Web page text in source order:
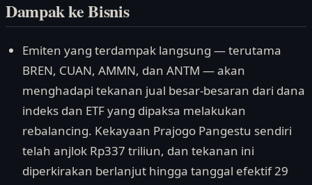
Dampak ke Bisnis
Emiten yang terdampak langsung — terutama
BREN, CUAN, AMMN, dan ANTM — akan
menghadapi tekanan jual besar-besaran dari dana
indeks dan ETF yang dipaksa melakukan
rebalancing. Kekayaan Prajogo Pangestu sendiri
telah anjlok Rp337 triliun, dan tekanan ini
diperkirakan berlanjut hingga tanggal efektif 29